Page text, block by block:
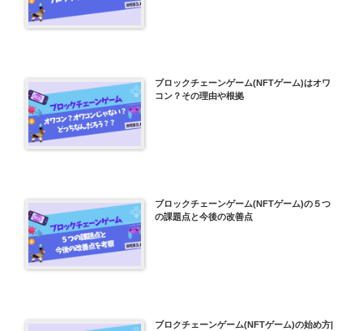
ブロックチェーンゲーム(NFTゲーム)はオワ
コン？その理由や根拠
ブロックチェーンゲーム(NFTゲーム)の５つ
の課題点と今後の改善点
ブロクチェーンゲーム(NFTゲーム)の始め方|